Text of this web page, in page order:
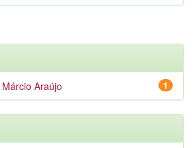
1
Araújo